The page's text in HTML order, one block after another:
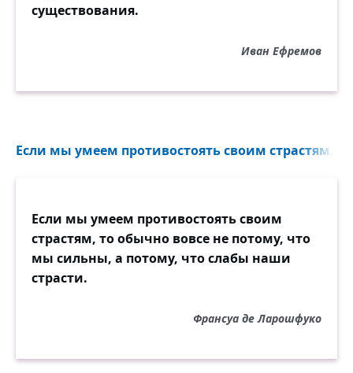
существования.
Иван Ефремов
Если мы умеем противостоять своим страстям,
Если мы умеем противостоять своим
страстям, то обычно вовсе не потому, что
мы сильны, а потому, что слабы наши
страсти.
Франсуа де Ларошфуко